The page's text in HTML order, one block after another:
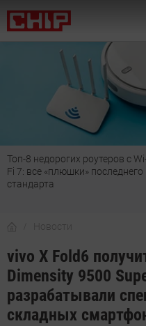
Топ-8 недорогих роутеров с
Fi 7: все «плюшки» последнего
стандарта
Новости
vivo X Fold6
Dimensity 9500
разрабатывали
складных